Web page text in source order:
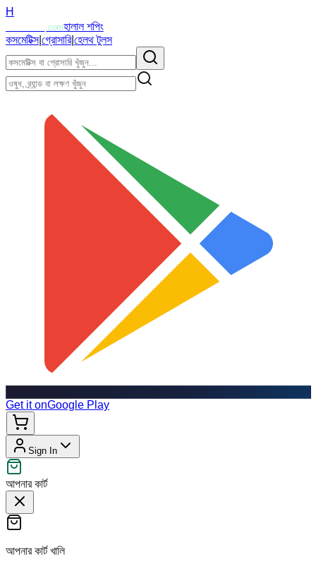
H
.comহালাল শপিং
কসমেটিক্স|গ্রোসারি|হেলথ টুলস
Get it onGoogle Play
Sign In
আপনার কার্ট
আপনার কার্ট খালি